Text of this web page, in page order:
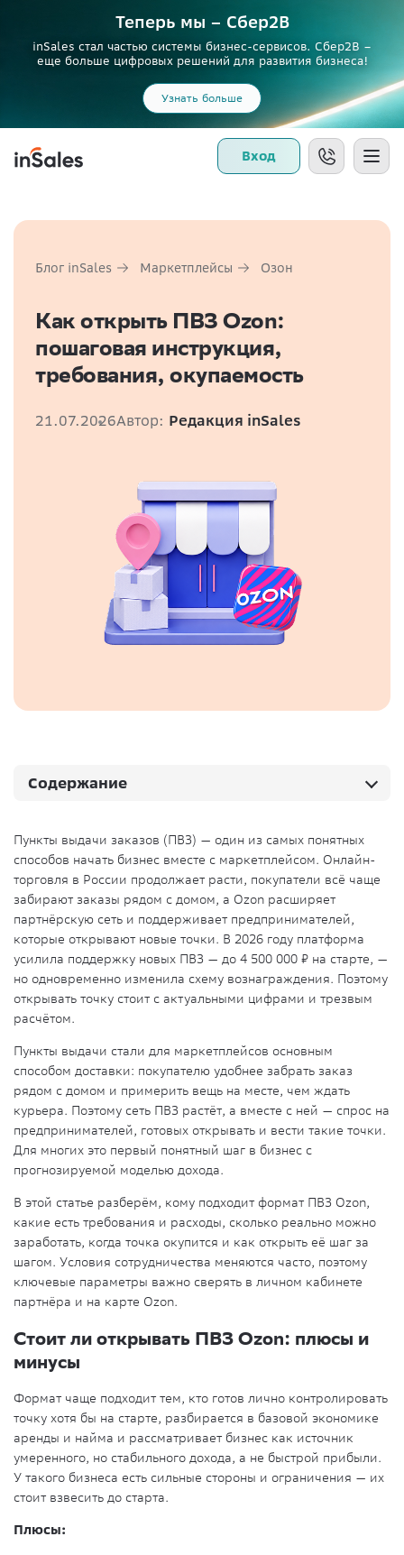
Теперь мы – Сбер2B
inSales стал частью системы бизнес-сервисов. Сбер2В –
еще больше цифровых решений для развития бизнеса!
Узнать больше
Вход
Блог inSales Маркетплейсы Озон
Как открыть ПВЗ Ozon:
пошаговая инструкция,
требования, окупаемость
21.07.2026Автор: Редакция inSales
Пункты выдачи заказов (ПВЗ) — один из самых понятных
способов начать бизнес вместе с маркетплейсом. Онлайн-
торговля в России продолжает расти, покупатели всё чаще
забирают заказы рядом с домом, а Ozon расширяет
партнёрскую сеть и поддерживает предпринимателей,
которые открывают новые точки. В 2026 году платформа
усилила поддержку новых ПВЗ — до 4 500 000 ₽ на старте, —
но одновременно изменила схему вознаграждения. Поэтому
открывать точку стоит с актуальными цифрами и трезвым
расчётом.
Пункты выдачи стали для маркетплейсов основным
способом доставки: покупателю удобнее забрать заказ
рядом с домом и примерить вещь на месте, чем ждать
курьера. Поэтому сеть ПВЗ растёт, а вместе с ней — спрос на
предпринимателей, готовых открывать и вести такие точки.
Для многих это первый понятный шаг в бизнес с
прогнозируемой моделью дохода.
В этой статье разберём, кому подходит формат ПВЗ Ozon,
какие есть требования и расходы, сколько реально можно
заработать, когда точка окупится и как открыть её шаг за
шагом. Условия сотрудничества меняются часто, поэтому
ключевые параметры важно сверять в личном кабинете
партнёра и на карте Ozon.
Стоит ли открывать ПВЗ Ozon: плюсы и
минусы
Формат чаще подходит тем, кто готов лично контролировать
точку хотя бы на старте, разбирается в базовой экономике
аренды и найма и рассматривает бизнес как источник
умеренного, но стабильного дохода, а не быстрой прибыли.
У такого бизнеса есть сильные стороны и ограничения — их
стоит взвесить до старта.
Плюсы:
Содержание